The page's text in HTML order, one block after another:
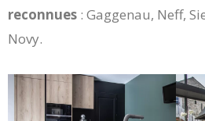
reconnues : Gaggenau, Neff,
Novy.